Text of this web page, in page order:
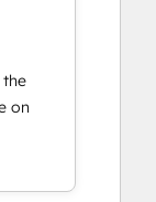
the
on